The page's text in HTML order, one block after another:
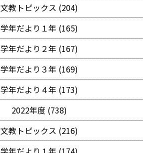
文教トピックス (204)
学年だより１年 (165)
学年だより２年 (167)
学年だより３年 (169)
学年だより４年 (173)
2022年度 (738)
文教トピックス (216)